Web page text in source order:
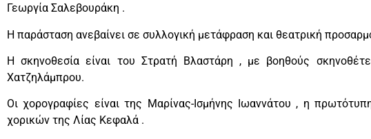
Γεωργία Σαλεβουράκη .
Η παράσταση ανεβαίνει σε συλλογική μετάφραση και θεατρική
Η σκηνοθεσία είναι του Στρατή Βλαστάρη , με βοηθούς
Χατζηλάμπρου.
Οι χορογραφίες είναι της Μαρίνας-Ισμήνης Ιωαννάτου , η
χορικών της Λίας Κεφαλά .